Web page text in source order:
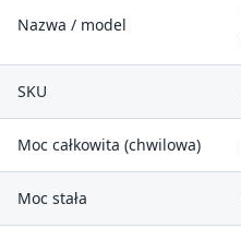
Nazwa / model
SKU
Moc całkowita (chwilowa)
Moc stała